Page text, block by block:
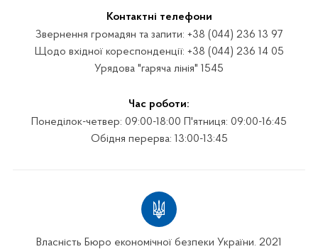
Контактні телефони
Звернення громадян та запити: +38 (044) 236 13 97
Щодо вхідної кореспонденції: +38 (044) 236 14 05
Урядова "гаряча лінія" 1545
Час роботи:
Понеділок-четвер: 09:00-18:00 П'ятниця: 09:00-16:45
Обідня перерва: 13:00-13:45
Власність Бюро економічної безпеки України. 2021